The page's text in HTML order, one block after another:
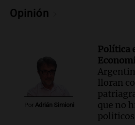
Panorama Federal
colaboración con la
la educación y parques
Panorama Federal
Audio.El papamóvil de
revive con la visita de
historia nacida en
Opinión
Por Adrián Simioni
Política
lloran
que no
politicos